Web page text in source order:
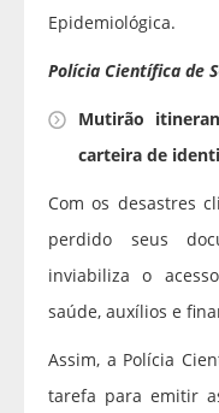
Epidemiológica.
Polícia Científica de
Mutirão
carteira de
Com os desastres
perdido seus
inviabiliza o
saúde, auxílios e
Assim, a Polícia
tarefa para emitir